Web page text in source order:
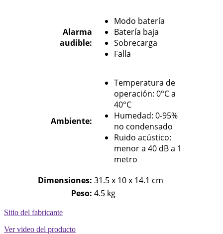
Alarma
audible:
Modo batería
Batería baja
Sobrecarga
Falla
Ambiente:
Temperatura de
operación: 0°C a
40°C
Humedad: 0-95%
no condensado
Ruido acústico:
menor a 40 dB a 1
metro
Dimensiones: 31.5 x 10 x 14.1 cm
Peso: 4.5 kg
Sitio del fabricante
Ver video del producto